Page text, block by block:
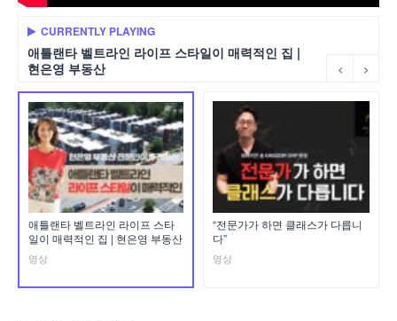
CURRENTLY PLAYING
애틀랜타 벨트라인 라이프 스타일이 매력적인 집 |
현은영 부동산
애틀랜타 벨트라인 라이프 스타
일이 매력적인 집 | 현은영 부동산
영상
“전문가가 하면 클래스가 다릅니
다”
영상